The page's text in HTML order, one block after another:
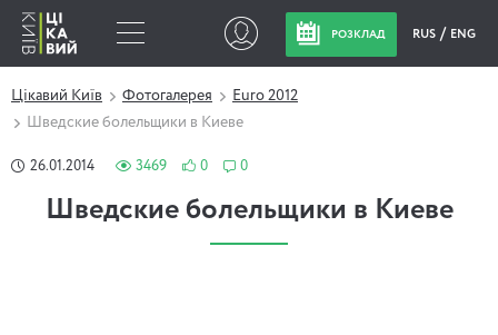
РОЗКЛАД RUS ENG
Цікавий Київ Фотогалерея
Euro 2012
Шведские болельщики в Киеве
26.01.2014 3469 0 0
Шведские болельщики в Киеве